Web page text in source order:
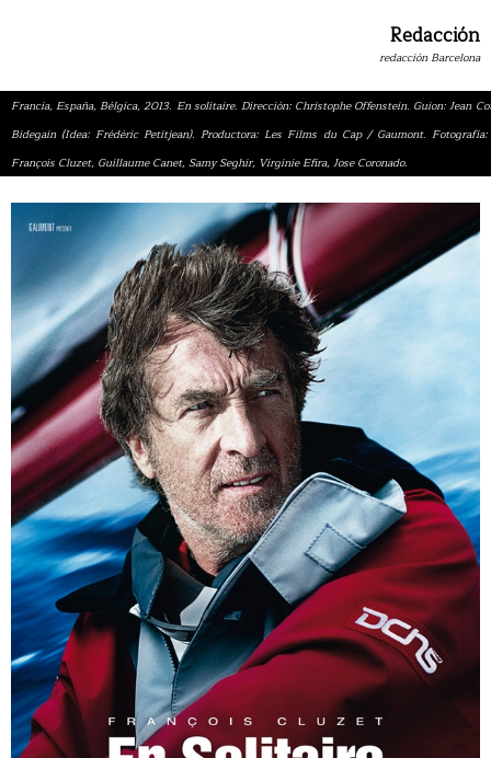
Redacción
redacción Barcelona
Francia, España, Bélgica, 2013. En solitaire. Dirección: Christophe Offenstein. Guion: Jean
Bidegain (Idea: Frédéric Petitjean). Productora: Les Films du Cap / Gaumont.
François Cluzet, Guillaume Canet, Samy Seghir, Virginie Efira, Jose Coronado.